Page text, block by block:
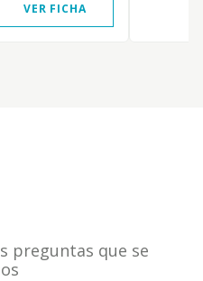
VER FICHA
preguntas que se